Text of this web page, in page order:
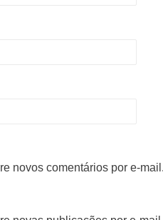
novos comentários por e-mail.